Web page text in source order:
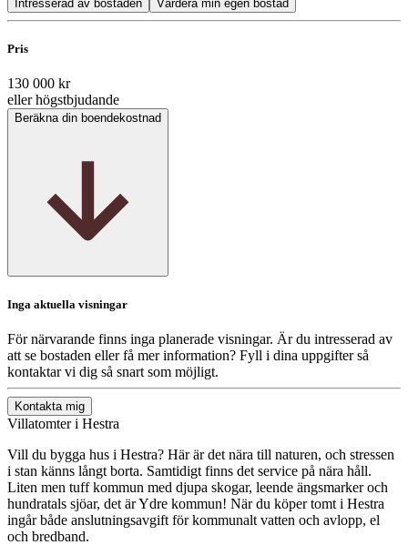
Intresserad av bostaden Värdera min egen bostad
Pris
130 000 kr
eller högstbjudande
Beräkna din boendekostnad
Inga aktuella visningar
För närvarande finns inga planerade visningar. Är du intresserad av
att se bostaden eller få mer information? Fyll i dina uppgifter så
kontaktar vi dig så snart som möjligt.
Kontakta mig
Villatomter i Hestra
Vill du bygga hus i Hestra? Här är det nära till naturen, och stressen
i stan känns långt borta. Samtidigt finns det service på nära håll.
Liten men tuff kommun med djupa skogar, leende ängsmarker och
hundratals sjöar, det är Ydre kommun! När du köper tomt i Hestra
ingår både anslutningsavgift för kommunalt vatten och avlopp, el
och bredband.